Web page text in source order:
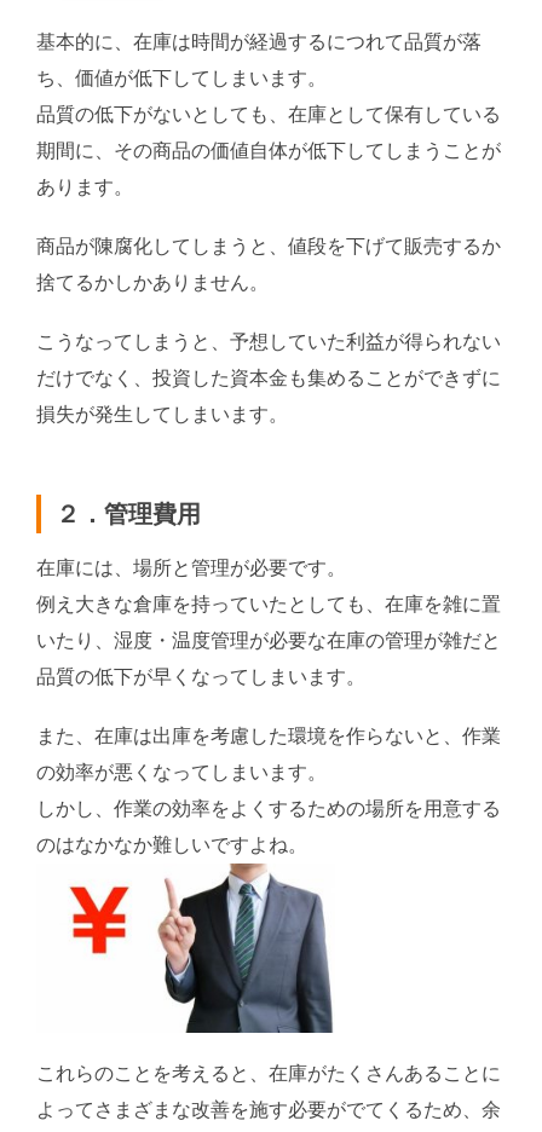
基本的に、在庫は時間が経過するにつれて品質が落
ち、価値が低下してしまいます。
品質の低下がないとしても、在庫として保有している
期間に、その商品の価値自体が低下してしまうことが
あります。
商品が陳腐化してしまうと、値段を下げて販売するか
捨てるかしかありません。
こうなってしまうと、予想していた利益が得られない
だけでなく、投資した資本金も集めることができずに
損失が発生してしまいます。
２．管理費用
在庫には、場所と管理が必要です。
例え大きな倉庫を持っていたとしても、在庫を雑に置
いたり、湿度・温度管理が必要な在庫の管理が雑だと
品質の低下が早くなってしまいます。
また、在庫は出庫を考慮した環境を作らないと、作業
の効率が悪くなってしまいます。
しかし、作業の効率をよくするための場所を用意する
のはなかなか難しいですよね。
これらのことを考えると、在庫がたくさんあることに
よってさまざまな改善を施す必要がでてくるため、余